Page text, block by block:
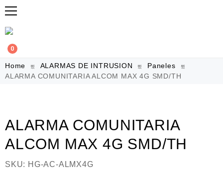
0
Home ALARMAS DE INTRUSION
Paneles
ALARMA COMUNITARIA ALCOM MAX 4G SMD/TH
ALARMA COMUNITARIA
ALCOM MAX 4G SMD/TH
SKU: HG-AC-ALMX4G